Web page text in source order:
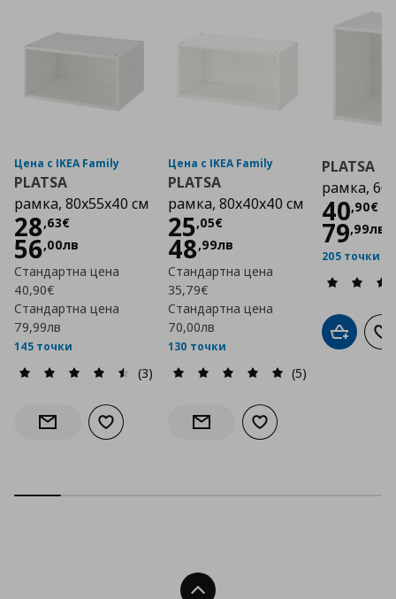
Цена с IKEA Family
PLATSA
рамка, 80x55x40 см
28,63€
Цена 28,63 €
56,00лв
Стандартна цена
40,90€
Стандартна цена
79,99лв
145 точки
(3)
Информирай ме за наличност
Добави към списъка с любими
Цена с IKEA Family
PLATSA
рамка, 80x40x40 см
25,05€
Цена
48,99лв
Стандартна цена
35,79€
Стандартна цена
70,00лв
130 точки
(5)
Информирай ме за наличност
Добави към списъка
PLATSA
рамка,
40,90€
Цена
79,99лв
205 точки
Добави
Нагоре